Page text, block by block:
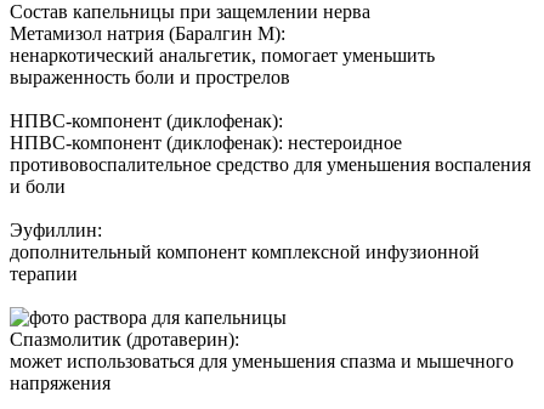
Состав капельницы при защемлении нерва
Метамизол натрия (Баралгин М):
ненаркотический анальгетик, помогает уменьшить
выраженность боли и прострелов
НПВС-компонент (диклофенак):
НПВС-компонент (диклофенак): нестероидное
противовоспалительное средство для уменьшения воспаления
и боли
Эуфиллин:
дополнительный компонент комплексной инфузионной
терапии
Спазмолитик (дротаверин):
может использоваться для уменьшения спазма и мышечного
напряжения